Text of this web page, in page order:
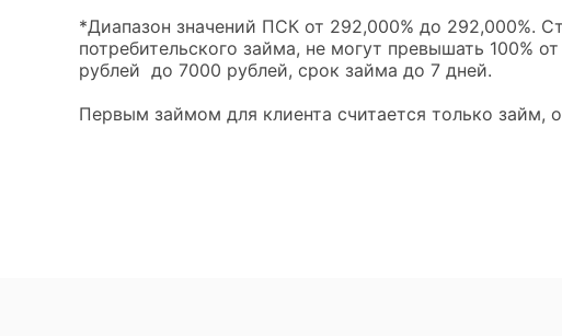
*Диапазон значений ПСК от 292,000% до 292,000%.
потребительского займа, не могут превышать 100%
рублей до 7000 рублей, срок займа до 7 дней.
Первым займом для клиента считается только займ,